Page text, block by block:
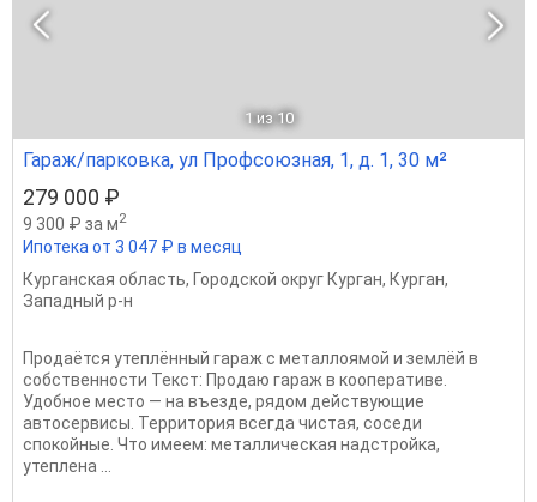
1 из 10
Гараж/парковка, ул Профсоюзная, 1, д. 1, 30 м²
279 000 ₽
9 300 ₽ за м2
Ипотека от 3 047 ₽ в месяц
Курганская область, Городской округ Курган, Курган,
Западный р-н
Продаётся утеплённый гараж с металлоямой и землёй в
собственности Текст: Продаю гараж в кооперативе.
Удобное место — на въезде, рядом действующие
автосервисы. Территория всегда чистая, соседи
спокойные. Что имеем: металлическая надстройка,
утеплена ...